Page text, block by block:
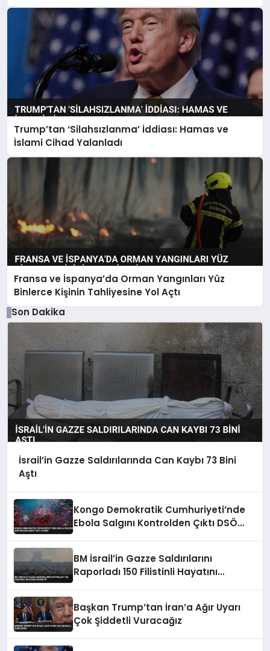
Trump’tan ‘Silahsızlanma’ İddiası: Hamas ve
İslami Cihad Yalanladı
Fransa ve İspanya’da Orman Yangınları Yüz
Binlerce Kişinin Tahliyesine Yol Açtı
Son Dakika
İsrail’in Gazze Saldırılarında Can Kaybı 73 Bini
Aştı
Kongo Demokratik Cumhuriyeti’nde
Ebola Salgını Kontrolden Çıktı DSÖ
BM İsrail’in Gazze Saldırılarını
Raporladı 150 Filistinli Hayatını
Başkan Trump’tan İran’a Ağır Uyarı
Çok Şiddetli Vuracağız